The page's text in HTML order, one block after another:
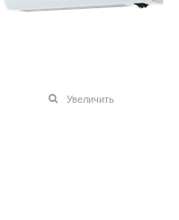
Увеличить